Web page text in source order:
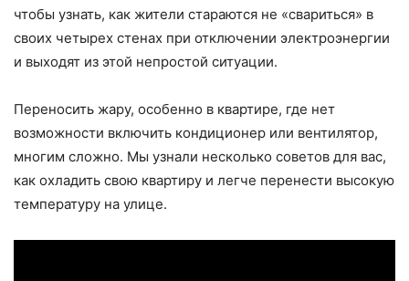
чтобы узнать, как жители стараются не «свариться» в
своих четырех стенах при отключении электроэнергии
и выходят из этой непростой ситуации.
Переносить жару, особенно в квартире, где нет
возможности включить кондиционер или вентилятор,
многим сложно. Мы узнали несколько советов для вас,
как охладить свою квартиру и легче перенести высокую
температуру на улице.